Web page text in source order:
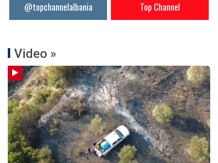
@topchannelalbania Top Channel
Video »